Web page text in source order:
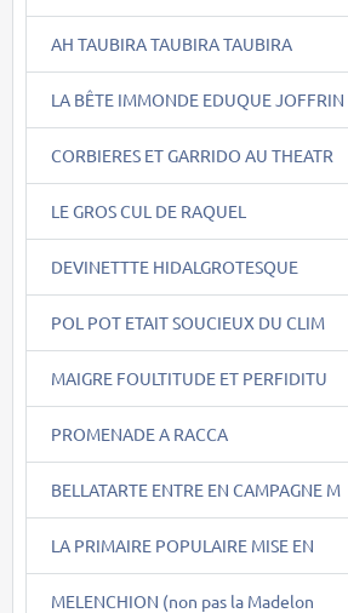
AH TAUBIRA TAUBIRA TAUBIRA
LA BÊTE IMMONDE EDUQUE JOFFRIN
CORBIERES ET GARRIDO AU THEATR
LE GROS CUL DE RAQUEL
DEVINETTTE HIDALGROTESQUE
POL POT ETAIT SOUCIEUX DU CLIM
MAIGRE FOULTITUDE ET PERFIDITU
PROMENADE A RACCA
BELLATARTE ENTRE EN CAMPAGNE M
LA PRIMAIRE POPULAIRE MISE EN
MELENCHION (non pas la Madelon